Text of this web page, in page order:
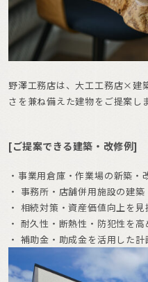
野澤工務店は、大工工務店×建
さを兼ね備えた建物をご提案し
[ご提案できる建築・改修例]
・事業用倉庫・作業場の新築・
・ 事務所・店舗併用施設の建築
・ 相続対策・資産価値向上を
・ 耐久性・断熱性・防犯性を
・ 補助金・助成金を活用した計